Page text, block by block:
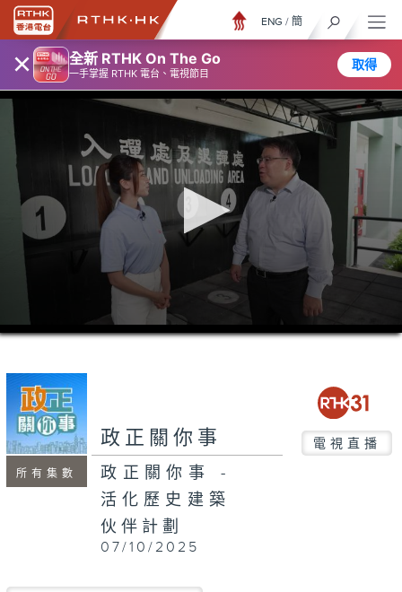
× 全新 RTHK On The Go
一手掌握 RTHK 電台、電視節目
取得
ENG / 簡
0
seconds
minutes,
seconds
所有集數
政正關你事 電視直播
政正關你事 -
活化歷史建築
伙伴計劃
07/10/2025